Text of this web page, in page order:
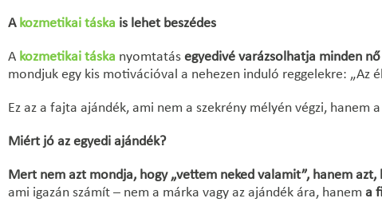
A kozmetikai táska is lehet beszédes
A kozmetikai táska nyomtatás egyedivé varázsolhatja minden
mondjuk egy kis motivációval a nehezen induló reggelekre: „Az
Ez az a fajta ajándék, ami nem a szekrény mélyén végzi, hanem
Miért jó az egyedi ajándék?
Mert nem azt mondja, hogy „vettem neked valamit”, hanem azt,
ami igazán számít – nem a márka vagy az ajándék ára, hanem a